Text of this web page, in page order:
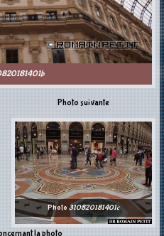
Photo suivante
Photo 310820181401c